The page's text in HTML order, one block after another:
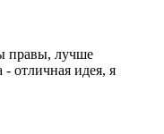
правы, лучше
- отличная идея, я